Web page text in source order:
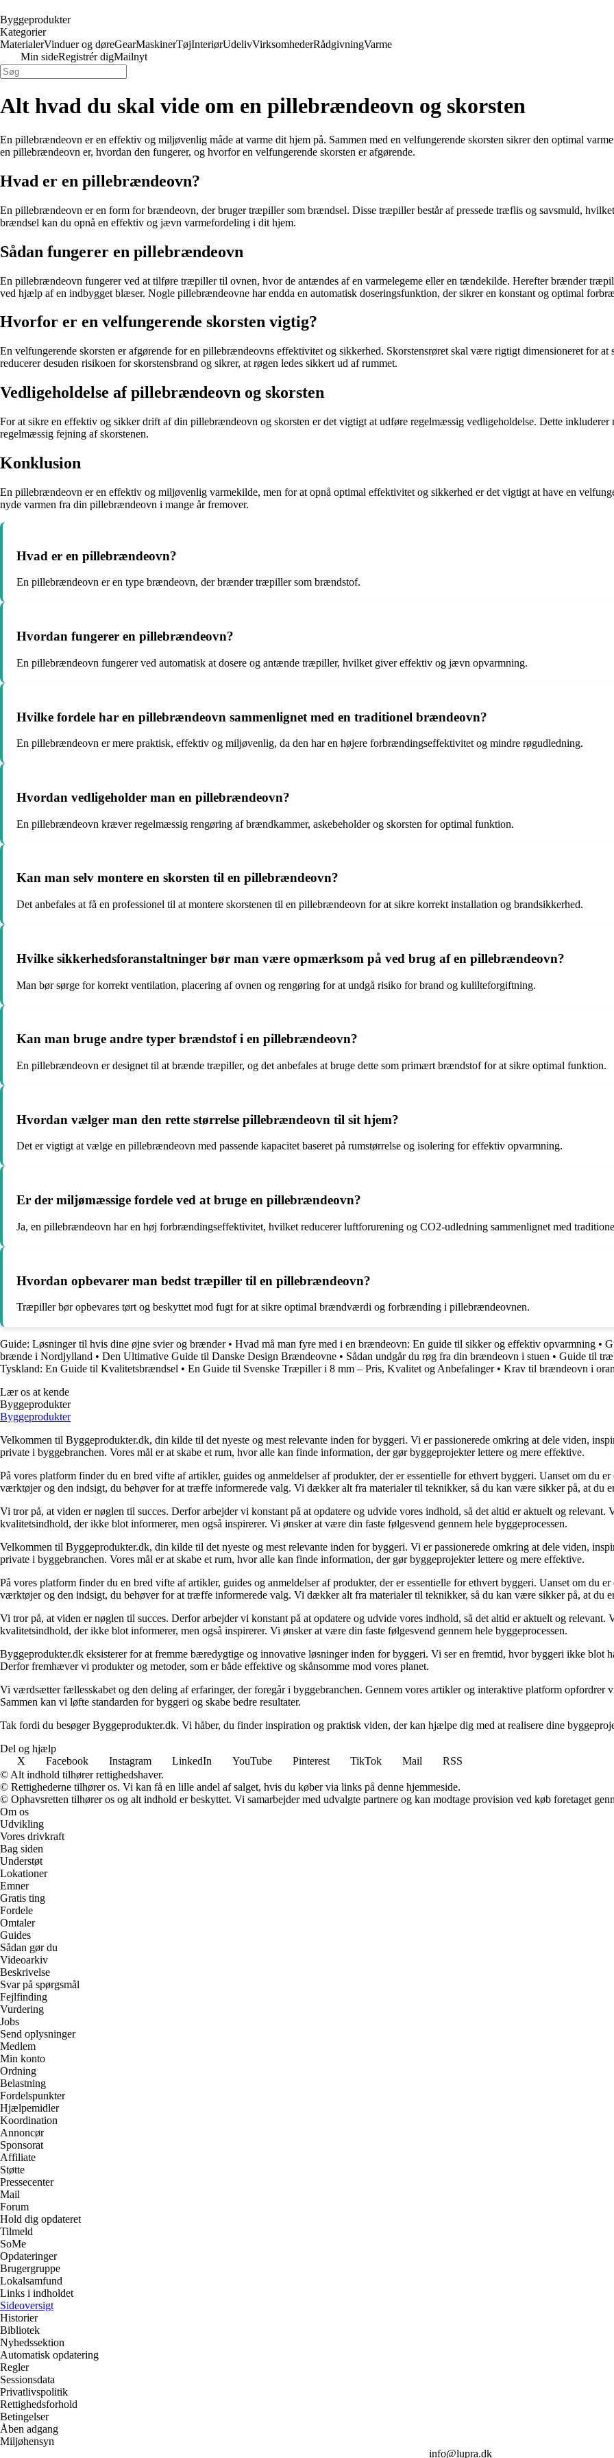
Byggeprodukter
Kategorier
MaterialerVinduer og døreGearMaskinerTøjInteriørUdelivVirksomhederRådgivningVarme
Min sideRegistrér digMailnyt
Alt hvad du skal vide om en pillebrændeovn og skorsten
En pillebrændeovn er en effektiv og miljøvenlig måde at varme dit hjem på. Sammen med en velfungerende skorsten sikrer den optimal
en pillebrændeovn er, hvordan den fungerer, og hvorfor en velfungerende skorsten er afgørende.
Hvad er en pillebrændeovn?
En pillebrændeovn er en form for brændeovn, der bruger træpiller som brændsel. Disse træpiller består af pressede træflis og savsmuld,
brændsel kan du opnå en effektiv og jævn varmefordeling i dit hjem.
Sådan fungerer en pillebrændeovn
En pillebrændeovn fungerer ved at tilføre træpiller til ovnen, hvor de antændes af en varmelegeme eller en tændekilde. Herefter brænder
ved hjælp af en indbygget blæser. Nogle pillebrændeovne har endda en automatisk doseringsfunktion, der sikrer en konstant og optimal
Hvorfor er en velfungerende skorsten vigtig?
En velfungerende skorsten er afgørende for en pillebrændeovns effektivitet og sikkerhed. Skorstensrøret skal være rigtigt dimensioneret for
reducerer desuden risikoen for skorstensbrand og sikrer, at røgen ledes sikkert ud af rummet.
Vedligeholdelse af pillebrændeovn og skorsten
For at sikre en effektiv og sikker drift af din pillebrændeovn og skorsten er det vigtigt at udføre regelmæssig vedligeholdelse. Dette
regelmæssig fejning af skorstenen.
Konklusion
En pillebrændeovn er en effektiv og miljøvenlig varmekilde, men for at opnå optimal effektivitet og sikkerhed er det vigtigt at have en
nyde varmen fra din pillebrændeovn i mange år fremover.
Hvad er en pillebrændeovn?
En pillebrændeovn er en type brændeovn, der brænder træpiller som brændstof.
Hvordan fungerer en pillebrændeovn?
En pillebrændeovn fungerer ved automatisk at dosere og antænde træpiller, hvilket giver effektiv og jævn opvarmning.
Hvilke fordele har en pillebrændeovn sammenlignet med en traditionel brændeovn?
En pillebrændeovn er mere praktisk, effektiv og miljøvenlig, da den har en højere forbrændingseffektivitet og mindre røgudledning.
Hvordan vedligeholder man en pillebrændeovn?
En pillebrændeovn kræver regelmæssig rengøring af brændkammer, askebeholder og skorsten for optimal funktion.
Kan man selv montere en skorsten til en pillebrændeovn?
Det anbefales at få en professionel til at montere skorstenen til en pillebrændeovn for at sikre korrekt installation og brandsikkerhed.
Hvilke sikkerhedsforanstaltninger bør man være opmærksom på ved brug af en pillebrændeovn?
Man bør sørge for korrekt ventilation, placering af ovnen og rengøring for at undgå risiko for brand og kulilteforgiftning.
Kan man bruge andre typer brændstof i en pillebrændeovn?
En pillebrændeovn er designet til at brænde træpiller, og det anbefales at bruge dette som primært brændstof for at sikre optimal funktion.
Hvordan vælger man den rette størrelse pillebrændeovn til sit hjem?
Det er vigtigt at vælge en pillebrændeovn med passende kapacitet baseret på rumstørrelse og isolering for effektiv opvarmning.
Er der miljømæssige fordele ved at bruge en pillebrændeovn?
Ja, en pillebrændeovn har en høj forbrændingseffektivitet, hvilket reducerer luftforurening og CO2-udledning sammenlignet med
Hvordan opbevarer man bedst træpiller til en pillebrændeovn?
Træpiller bør opbevares tørt og beskyttet mod fugt for at sikre optimal brændværdi og forbrænding i pillebrændeovnen.
Guide: Løsninger til hvis dine øjne svier og brænder• Hvad må man fyre med i en brændeovn: En guide til sikker og effektiv opvarmning •
brænde i Nordjylland • Den Ultimative Guide til Danske Design Brændeovne • Sådan undgår du røg fra din brændeovn i stuen • Guide til
Tyskland: En Guide til Kvalitetsbrændsel • En Guide til Svenske Træpiller i 8 mm – Pris, Kvalitet og Anbefalinger• Krav til brændeovn i
Lær os at kende
Byggeprodukter
Byggeprodukter
Velkommen til Byggeprodukter.dk, din kilde til det nyeste og mest relevante inden for byggeri. Vi er passionerede omkring at dele viden,
private i byggebranchen. Vores mål er at skabe et rum, hvor alle kan finde information, der gør byggeprojekter lettere og mere effektive.
På vores platform finder du en bred vifte af artikler, guides og anmeldelser af produkter, der er essentielle for ethvert byggeri. Uanset om du
værktøjer og den indsigt, du behøver for at træffe informerede valg. Vi dækker alt fra materialer til teknikker, så du kan være sikker på, at du
Vi tror på, at viden er nøglen til succes. Derfor arbejder vi konstant på at opdatere og udvide vores indhold, så det altid er aktuelt og relevant.
kvalitetsindhold, der ikke blot informerer, men også inspirerer. Vi ønsker at være din faste følgesvend gennem hele byggeprocessen.
Velkommen til Byggeprodukter.dk, din kilde til det nyeste og mest relevante inden for byggeri. Vi er passionerede omkring at dele viden,
private i byggebranchen. Vores mål er at skabe et rum, hvor alle kan finde information, der gør byggeprojekter lettere og mere effektive.
På vores platform finder du en bred vifte af artikler, guides og anmeldelser af produkter, der er essentielle for ethvert byggeri. Uanset om du
værktøjer og den indsigt, du behøver for at træffe informerede valg. Vi dækker alt fra materialer til teknikker, så du kan være sikker på, at du
Vi tror på, at viden er nøglen til succes. Derfor arbejder vi konstant på at opdatere og udvide vores indhold, så det altid er aktuelt og relevant.
kvalitetsindhold, der ikke blot informerer, men også inspirerer. Vi ønsker at være din faste følgesvend gennem hele byggeprocessen.
Byggeprodukter.dk eksisterer for at fremme bæredygtige og innovative løsninger inden for byggeri. Vi ser en fremtid, hvor byggeri ikke blot
Derfor fremhæver vi produkter og metoder, som er både effektive og skånsomme mod vores planet.
Vi værdsætter fællesskabet og den deling af erfaringer, der foregår i byggebranchen. Gennem vores artikler og interaktive platform opfordrer
Sammen kan vi løfte standarden for byggeri og skabe bedre resultater.
Tak fordi du besøger Byggeprodukter.dk. Vi håber, du finder inspiration og praktisk viden, der kan hjælpe dig med at realisere dine
Del og hjælp
X
Facebook Instagram LinkedIn YouTube Pinterest TikTok Mail
RSS
© Alt indhold tilhører rettighedshaver.
© Rettighederne tilhører os. Vi kan få en lille andel af salget, hvis du køber via links på denne hjemmeside.
© Ophavsretten tilhører os og alt indhold er beskyttet. Vi samarbejder med udvalgte partnere og kan modtage provision ved køb foretaget
Om os
Udvikling
Vores drivkraft
Bag siden
Understøt
Lokationer
Emner
Gratis ting
Fordele
Omtaler
Guides
Sådan gør du
Videoarkiv
Beskrivelse
Svar på spørgsmål
Fejlfinding
Vurdering
Jobs
Send oplysninger
Medlem
Min konto
Ordning
Belastning
Fordelspunkter
Hjælpemidler
Koordination
Annoncør
Sponsorat
Affiliate
Støtte
Pressecenter
Mail
Forum
Hold dig opdateret
Tilmeld
SoMe
Opdateringer
Brugergruppe
Lokalsamfund
Links i indholdet
Sideoversigt
Historier
Bibliotek
Nyhedssektion
Automatisk opdatering
Regler
Sessionsdata
Privatlivspolitik
Rettighedsforhold
Betingelser
Åben adgang
Miljøhensyn
info@lupra.dk